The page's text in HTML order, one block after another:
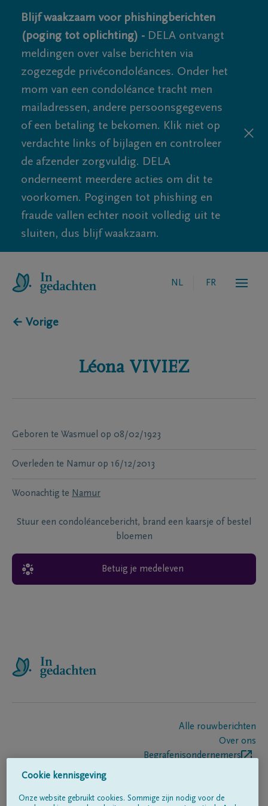
Blijf waakzaam voor phishingberichten
(poging tot oplichting) - DELA ontvangt
meldingen over valse berichten via
zogezegde privécondoléances. Onder het
mom van een condoléance tracht men
mailadressen, andere persoonsgegevens
of een betaling te bekomen. Klik niet op
verdachte links of bijlagen en controleer
de afzender zorgvuldig. DELA
onderneemt meerdere acties om dit te
voorkomen. Pogingen tot phishing en
fraude vallen echter nooit volledig uit te
sluiten, dus blijf waakzaam.
NL FR
← Vorige
Léona VIVIEZ
Geboren te Wasmuel op 08/02/1923
Overleden te Namur op 16/12/2013
Woonachtig te Namur
Stuur een condoléancebericht, brand een kaarsje of bestel
bloemen
Betuig je medeleven
Alle rouwberichten
Over ons
Begrafenisondernemers
Cookie kennisgeving
Onze website gebruikt cookies. Sommige zijn nodig voor de